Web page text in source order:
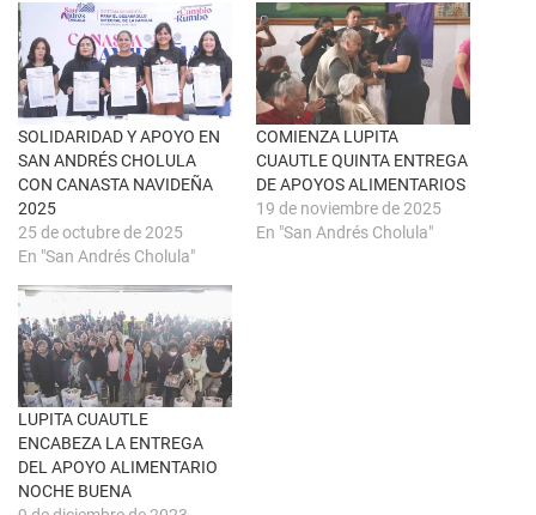
e
n
u
n
a
v
e
n
t
a
n
u
v
)
n
F
a
c
e
b
o
o
k
(
S
e
r
e
e
u
n
a
v
e
n
t
a
n
a
n
u
e
v
SOLIDARIDAD Y APOYO EN
SAN ANDRÉS CHOLULA
CON CANASTA NAVIDEÑA
2025
25 de octubre de 2025
En "San Andrés Cholula"
COMIENZA LUPITA
CUAUTLE QUINTA ENTREGA
DE APOYOS ALIMENTARIOS
19 de noviembre de 2025
En "San Andrés Cholula"
LUPITA CUAUTLE
ENCABEZA LA ENTREGA
DEL APOYO ALIMENTARIO
NOCHE BUENA